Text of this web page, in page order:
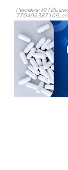
Реклама: ИП
770406387105,